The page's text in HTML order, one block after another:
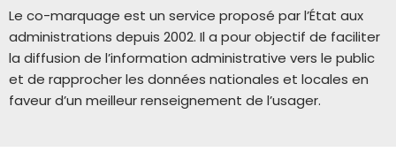
Le co-marquage est un service proposé par l’État aux
administrations depuis 2002. Il a pour objectif de faciliter
la diffusion de l’information administrative vers le public
et de rapprocher les données nationales et locales en
faveur d’un meilleur renseignement de l’usager.